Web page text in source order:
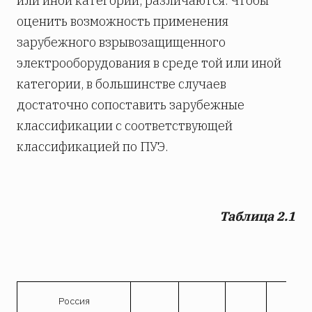
оценить возможность применения
зарубежного взрывозащищенного
электрооборудования в среде той или иной
категории, в большинстве случаев
достаточно сопоставить зарубежные
классификации с соответствующей
классификацией по ПУЭ.
Таблица 2.1
Россия